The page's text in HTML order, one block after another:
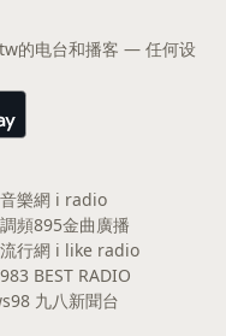
的电台和播客 — 任何设
樂網 i radio
頻895金曲廣播
行網 i like radio
BEST RADIO
九八新聞台